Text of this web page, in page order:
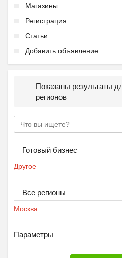
Магазины
Регистрация
Статьи
Добавить объявление
Показаны результаты
регионов
Готовый бизнес
Другое
Все регионы
Москва
Параметры